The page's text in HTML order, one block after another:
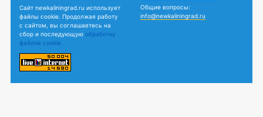
Сайт newkaliningrad.ru использует
файлы cookie. Продолжая работу
с сайтом, вы соглашаетесь на
сбор и последующую обработку
файлов cookie.
Общие вопросы:
info@newkaliningrad.ru